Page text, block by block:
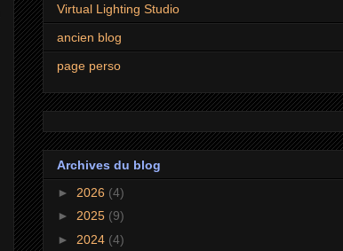
Virtual Lighting Studio
ancien blog
page perso
Archives du blog
► 2026 (4)
►2025 (9)
► 2024 (4)